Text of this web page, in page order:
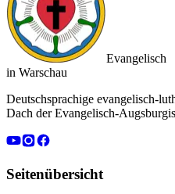
Evangelisch
in Warschau
Deutschsprachige evangelisch-
Dach der Evangelisch-
Seitenübersicht